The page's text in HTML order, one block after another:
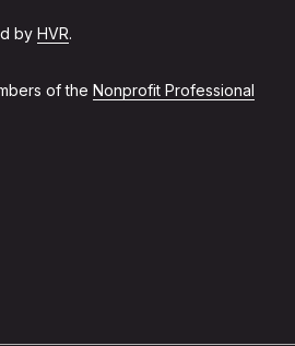
by HVR.
of the Nonprofit Professional